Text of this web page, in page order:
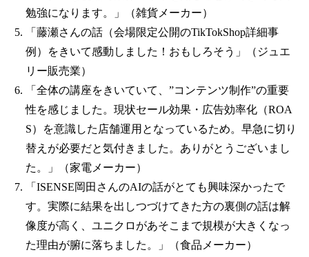
勉強になります。」（雑貨メーカー）
「藤瀬さんの話（会場限定公開のTikTokShop詳細事
例）をきいて感動しました！おもしろそう」（ジュエ
リー販売業）
「全体の講座をきいていて、”コンテンツ制作”の重要
性を感じました。現状セール効果・広告効率化（ROA
S）を意識した店舗運用となっているため。早急に切り
替えが必要だと気付きました。ありがとうございまし
た。」（家電メーカー）
「ISENSE岡田さんのAIの話がとても興味深かったで
す。実際に結果を出しつづけてきた方の裏側の話は解
像度が高く、ユニクロがあそこまで規模が大きくなっ
た理由が腑に落ちました。」（食品メーカー）